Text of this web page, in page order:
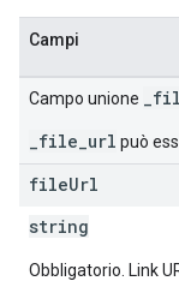
Campi
Campo unione
_file_url può
fileUrl
string
Obbligatorio. Link